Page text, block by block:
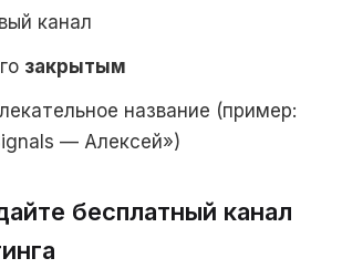
канал
закрытым
название (пример:
— Алексей»)
бесплатный канал